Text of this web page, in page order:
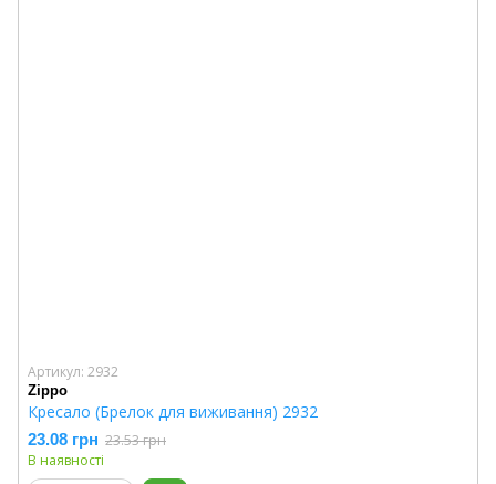
Артикул: 2932
Zippo
Кресало (Брелок для виживання) 2932
23.08 грн 23.53 грн
В наявності